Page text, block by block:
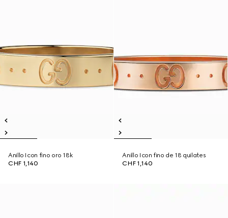
Anillo Icon fino oro 18k
CHF 1,140
Anillo Icon fino de 18 quilates
CHF 1,140